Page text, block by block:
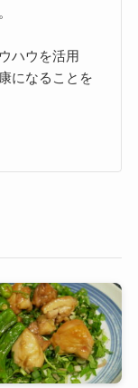
ハウを活用
になることを